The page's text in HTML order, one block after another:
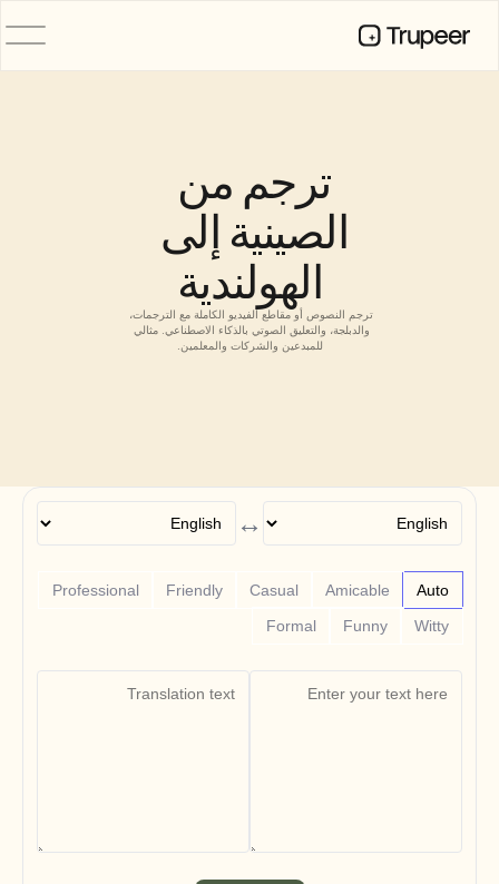
الهولندية
للمبدعين والشركات والمعلمين.
↔
Auto
Amicable
Casual
Friendly
Professional
Witty
Funny
Formal
صور رمزية للذكاء الاصطناعي
حِزم العلامة التجارية
تسجيل الشاشة بالذكاء الاصطناعي
Free Tools
الأسئلة الشائعة
Announcement
حالات الاستخدام
تمكين المبيعات
تسويق المنتجات
نجاح العملاء